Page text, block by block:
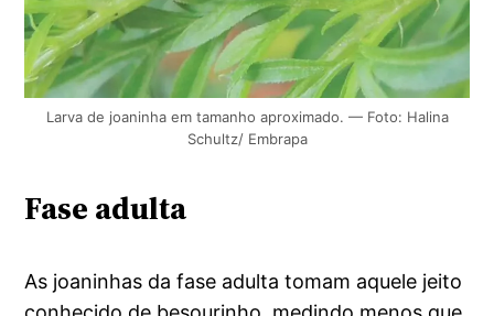
Larva de joaninha em tamanho aproximado. — Foto: Halina
Schultz/ Embrapa
Fase adulta
As joaninhas da fase adulta tomam aquele jeito